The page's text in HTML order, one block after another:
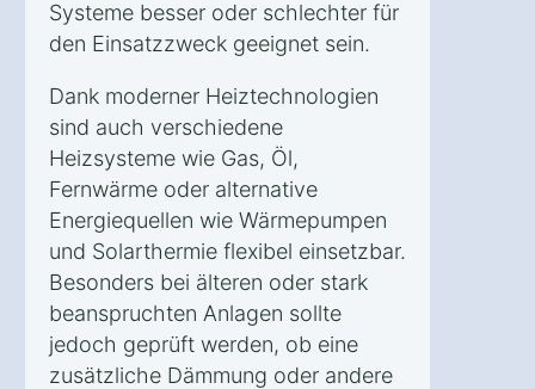
Systeme besser oder schlechter für
den Einsatzzweck geeignet sein.
Dank moderner Heiztechnologien
sind auch verschiedene
Heizsysteme wie Gas, Öl,
Fernwärme oder alternative
Energiequellen wie Wärmepumpen
und Solarthermie flexibel einsetzbar.
Besonders bei älteren oder stark
beanspruchten Anlagen sollte
jedoch geprüft werden, ob eine
zusätzliche Dämmung oder andere